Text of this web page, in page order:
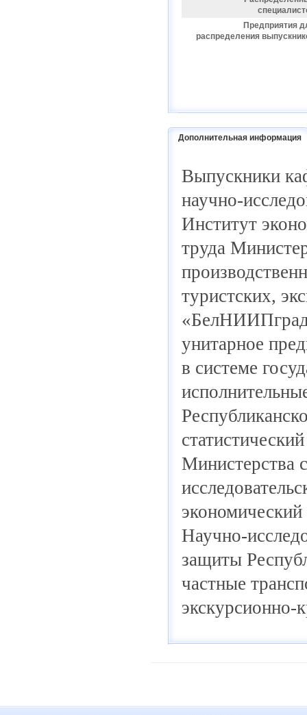
Предприятия
распределения
Дополнительная информация
Выпускники
научно-
Институт
труда
туристских,
унитарное
в системе
Министерства
Научно-
защиты
частные
экскурсионно-